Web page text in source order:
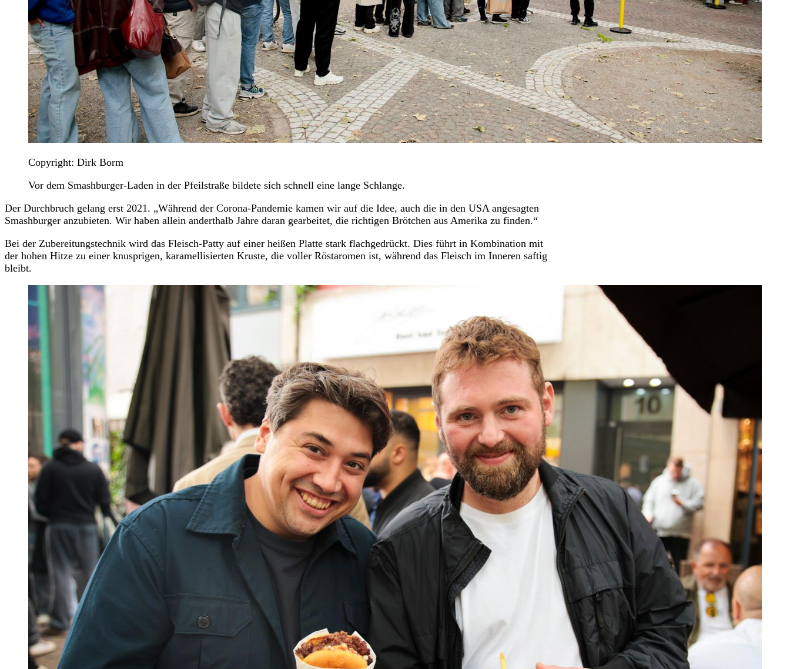
Copyright: Dirk Borm
Vor dem Smashburger-Laden in der Pfeilstraße bildete sich schnell eine lange Schlange.
Der Durchbruch gelang erst 2021. „Während der Corona-Pandemie kamen wir auf die Idee, auch die in den USA angesagten
Smashburger anzubieten. Wir haben allein anderthalb Jahre daran gearbeitet, die richtigen Brötchen aus Amerika zu finden.“
Bei der Zubereitungstechnik wird das Fleisch-Patty auf einer heißen Platte stark flachgedrückt. Dies führt in Kombination mit
der hohen Hitze zu einer knusprigen, karamellisierten Kruste, die voller Röstaromen ist, während das Fleisch im Inneren saftig
bleibt.